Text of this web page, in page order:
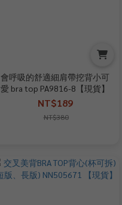
會呼吸的舒適細肩帶挖背小可
愛 bra top PA9816-8【現貨】
NT$189
NT$380